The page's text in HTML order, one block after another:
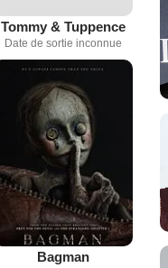
Tommy & Tuppence
Date de sortie inconnue
Bagman